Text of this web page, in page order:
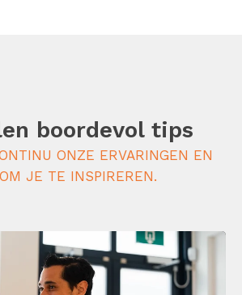
boordevol tips
ONZE ERVARINGEN EN
JE TE INSPIREREN.